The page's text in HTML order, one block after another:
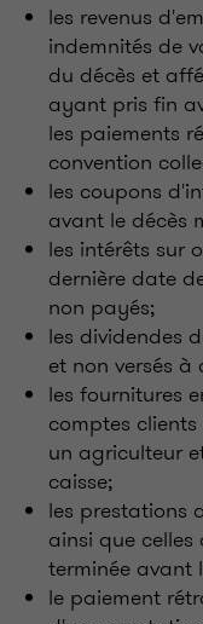
les revenus
indemnités de
du décès et
ayant pris fin
les paiements
convention
les coupons
avant le décès
les intérêts sur
dernière date
non payés;
les dividendes
et non versés
les fournitures
comptes
un agriculteur
caisse;
les prestations
ainsi que
terminée avant
le paiement